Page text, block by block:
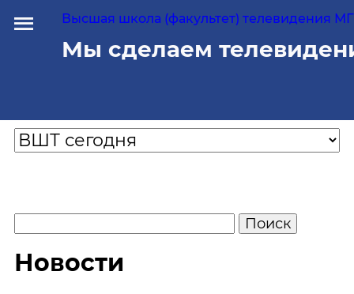
Высшая школа (факультет) телевидения
Мы сделаем
Новости